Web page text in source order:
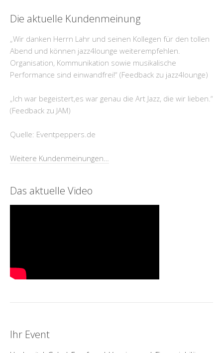
Die aktuelle Kundenmeinung
„Wir danken Herrn Lahr und seinen Kollegen für den tollen
Abend und können jazz4lounge weiterempfehlen.
Organisation, Kommunikation sowie musikalische
Performance sind einwandfrei!“ (Feedback zu jazz4lounge)
„Ich war begeistert,es war genau die Art Jazz, die wir lieben.“
(Feedback zu JAM)
Quelle: Eventpeppers.de
Weitere Kundenmeinungen…
Das aktuelle Video
Ihr Event